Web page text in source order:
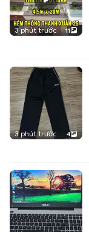
3 phút trước 11
3 phút trước 4